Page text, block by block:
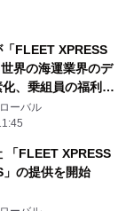
FLEET XPRESS
界の海運業界のデ
、乗組員の福利厚
ーバル
「FLEET XPRESS
」の提供を開始